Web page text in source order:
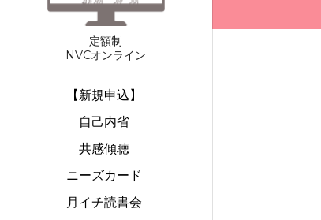
定額制
NVCオンライン
【新規申込】
自己内省
共感傾聴
ニーズカード
月イチ読書会